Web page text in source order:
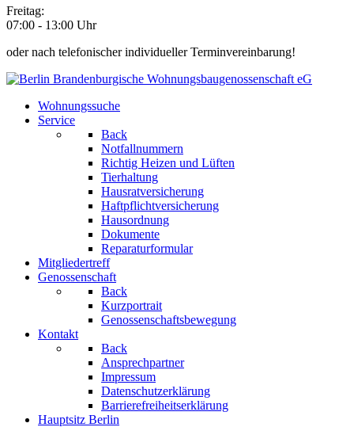
Freitag:
07:00 - 13:00 Uhr
oder nach telefonischer individueller Terminvereinbarung!
Wohnungssuche
Service
Back
Notfallnummern
Richtig Heizen und Lüften
Tierhaltung
Hausratversicherung
Haftpflichtversicherung
Hausordnung
Dokumente
Reparaturformular
Mitgliedertreff
Genossenschaft
Back
Kurzportrait
Genossenschaftsbewegung
Kontakt
Back
Ansprechpartner
Impressum
Datenschutzerklärung
Barrierefreiheitserklärung
Hauptsitz Berlin